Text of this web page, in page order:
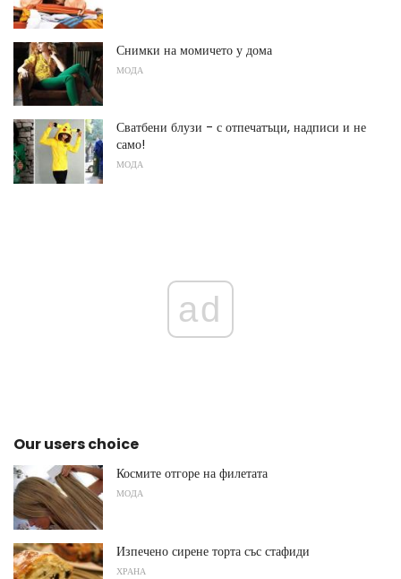
Снимки на момичето у дома
МОДА
Сватбени блузи - с отпечатъци, надписи и не
само!
МОДА
ad
Our users choice
Космите отгоре на филетата
МОДА
Изпечено сирене торта със стафиди
ХРАНА